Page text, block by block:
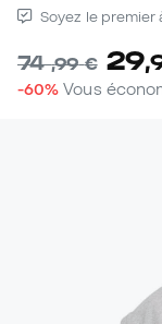
Soyez le
74,99 € 29,
-60% Vous